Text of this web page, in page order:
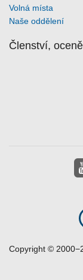
Volná místa
Naše oddělení
Členství,
Copyright ©